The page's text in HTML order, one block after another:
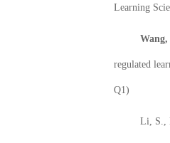
Learning
Wang,
regulated
Q1)
Li, S.,